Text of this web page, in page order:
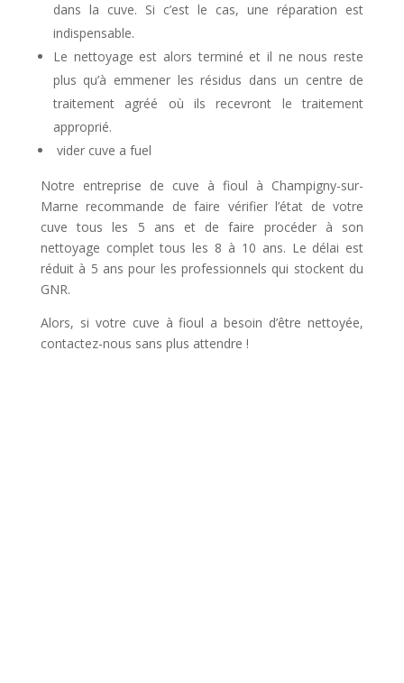
dans la cuve. Si c’est le cas, une réparation est
indispensable.
Le nettoyage est alors terminé et il ne nous reste
plus qu’à emmener les résidus dans un centre de
traitement agréé où ils recevront le traitement
approprié.
vider cuve a fuel
Notre entreprise de cuve à fioul à Champigny-sur-
Marne recommande de faire vérifier l’état de votre
cuve tous les 5 ans et de faire procéder à son
nettoyage complet tous les 8 à 10 ans. Le délai est
réduit à 5 ans pour les professionnels qui stockent du
GNR.
Alors, si votre cuve à fioul a besoin d’être nettoyée,
contactez-nous sans plus attendre !